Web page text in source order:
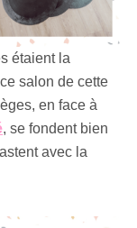
étaient la
salon de cette
en face à
, se fondent bien
avec la